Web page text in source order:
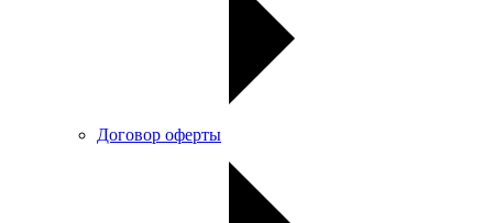
Договор оферты